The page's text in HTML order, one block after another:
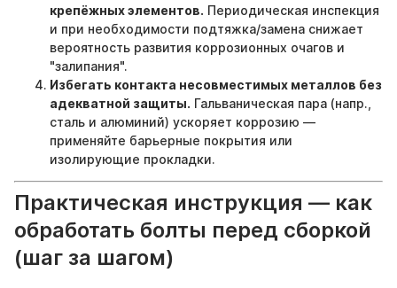
крепёжных элементов. Периодическая инспекция
и при необходимости подтяжка/замена снижает
вероятность развития коррозионных очагов и
"залипания".
Избегать контакта несовместимых металлов без
адекватной защиты. Гальваническая пара (напр.,
сталь и алюминий) ускоряет коррозию —
применяйте барьерные покрытия или
изолирующие прокладки.
Практическая инструкция — как
обработать болты перед сборкой
(шаг за шагом)